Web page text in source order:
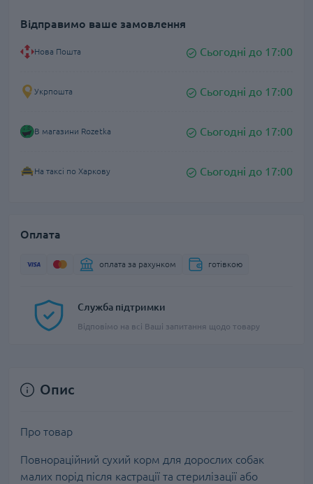
Відправимо ваше замовлення
Нова Пошта Сьогодні до 17:00
Укрпошта Сьогодні до 17:00
В магазини Rozetka Сьогодні до 17:00
На таксі по Харкову Сьогодні до 17:00
Оплата
оплата за рахунком готівкою
Служба підтримки
Відповімо на всі Ваші запитання щодо товару
Опис
Про товар
Повнораційний сухий корм для дорослих собак
малих порід після кастрації та стерилізації або